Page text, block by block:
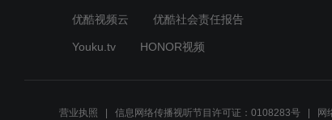
优酷视频云 优酷社会责任报告
Youku.tv HONOR视频
营业执照 信息网络传播视听节目许可证：0108283号 网